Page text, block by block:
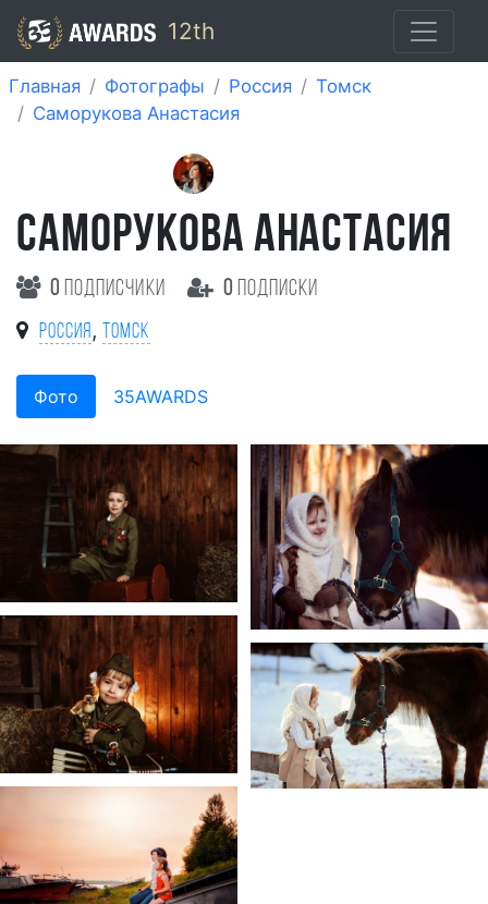
12th
Главная Фотографы Россия
Томск
Саморукова Анастасия
САМОРУКОВА АНАСТАСИЯ
0 подписчики 0 подписки
Россия , Томск
Фото 35AWARDS